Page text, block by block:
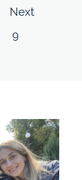
Page
9
NextPage